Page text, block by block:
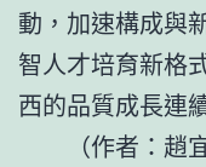
動，加速構成與
智人才培育新格
西的品質成長連
（作者：